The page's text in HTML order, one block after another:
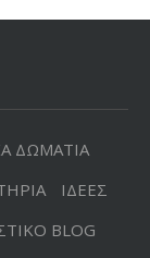
ΔΩΜΑΤΙΑ
ΙΔΕΕΣ
BLOG